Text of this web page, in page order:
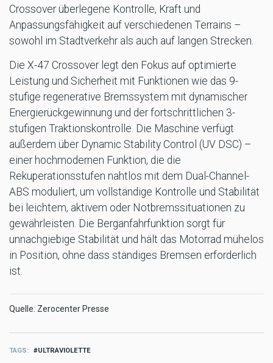
Crossover überlegene Kontrolle, Kraft und
Anpassungsfähigkeit auf verschiedenen Terrains –
sowohl im Stadtverkehr als auch auf langen Strecken.
Die X-47 Crossover legt den Fokus auf optimierte
Leistung und Sicherheit mit Funktionen wie das 9-
stufige regenerative Bremssystem mit dynamischer
Energierückgewinnung und der fortschrittlichen 3-
stufigen Traktionskontrolle. Die Maschine verfügt
außerdem über Dynamic Stability Control (UV DSC) –
einer hochmodernen Funktion, die die
Rekuperationsstufen nahtlos mit dem Dual-Channel-
ABS moduliert, um vollständige Kontrolle und Stabilität
bei leichtem, aktivem oder Notbremssituationen zu
gewährleisten. Die Berganfahrfunktion sorgt für
unnachgiebige Stabilität und hält das Motorrad mühelos
in Position, ohne dass ständiges Bremsen erforderlich
ist.
Quelle: Zerocenter Presse
TAGS ULTRAVIOLETTE